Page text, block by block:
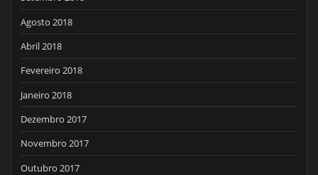
Agosto 2018
Abril 2018
Fevereiro 2018
Janeiro 2018
Dezembro 2017
Novembro 2017
Outubro 2017